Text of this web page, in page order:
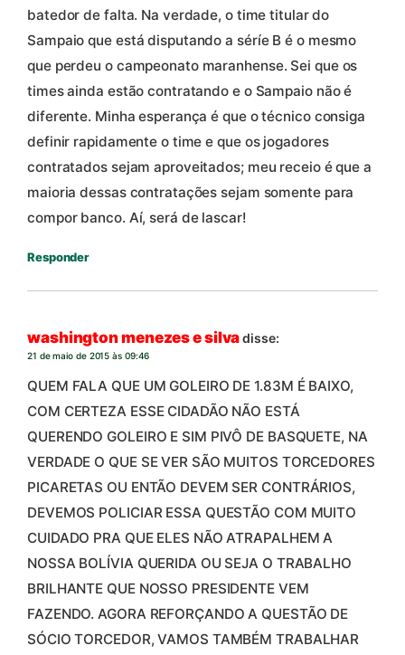
batedor de falta. Na verdade, o time titular do
Sampaio que está disputando a séríe B é o mesmo
que perdeu o campeonato maranhense. Sei que os
times ainda estão contratando e o Sampaio não é
diferente. Minha esperança é que o técnico consiga
definir rapidamente o time e que os jogadores
contratados sejam aproveitados; meu receio é que a
maioria dessas contratações sejam somente para
compor banco. Aí, será de lascar!
Responder
washington menezes e silvadisse:
21 de maio de 2015 às 09:46
QUEM FALA QUE UM GOLEIRO DE 1.83M É BAIXO,
COM CERTEZA ESSE CIDADÃO NÃO ESTÁ
QUERENDO GOLEIRO E SIM PIVÔ DE BASQUETE, NA
VERDADE O QUE SE VER SÃO MUITOS TORCEDORES
PICARETAS OU ENTÃO DEVEM SER CONTRÁRIOS,
DEVEMOS POLICIAR ESSA QUESTÃO COM MUITO
CUIDADO PRA QUE ELES NÃO ATRAPALHEM A
NOSSA BOLÍVIA QUERIDA OU SEJA O TRABALHO
BRILHANTE QUE NOSSO PRESIDENTE VEM
FAZENDO. AGORA REFORÇANDO A QUESTÃO DE
SÓCIO TORCEDOR, VAMOS TAMBÉM TRABALHAR